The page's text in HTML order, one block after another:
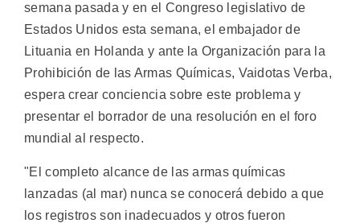
semana pasada y en el Congreso legislativo de
Estados Unidos esta semana, el embajador de
Lituania en Holanda y ante la Organización para la
Prohibición de las Armas Químicas, Vaidotas Verba,
espera crear conciencia sobre este problema y
presentar el borrador de una resolución en el foro
mundial al respecto.
"El completo alcance de las armas químicas
lanzadas (al mar) nunca se conocerá debido a que
los registros son inadecuados y otros fueron